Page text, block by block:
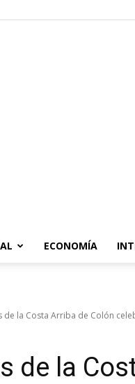
ECONOMÍA
de la Costa Arriba de Colón
de la